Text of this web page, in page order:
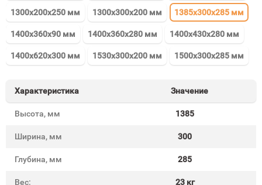
1300x200x250 мм 1300x300x200 мм 1385x300x285 мм
1400x360x90 мм 1400x360x280 мм 1400x430x280 мм
1400x620x300 мм 1530x300x200 мм 1500x300x285 мм
Характеристика Значение
Высота, мм 1385
Ширина, мм 300
Глубина, мм 285
Вес: 23 кг